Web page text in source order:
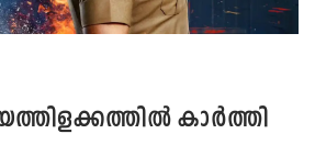
കാര്‍ത്തി